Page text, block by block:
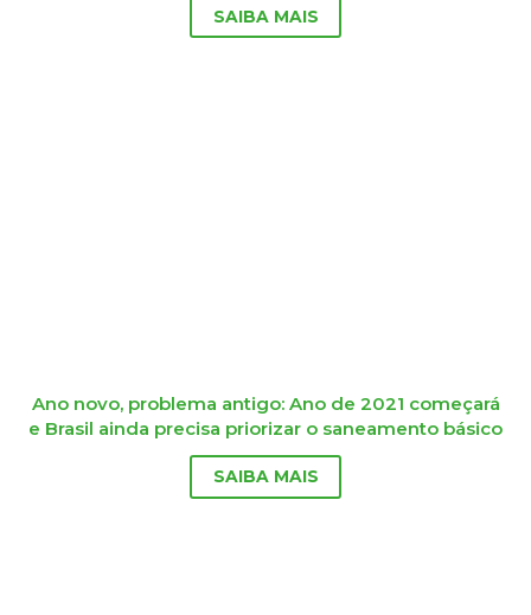
SAIBA MAIS
Ano novo, problema antigo: Ano de 2021 começará
e Brasil ainda precisa priorizar o saneamento básico
SAIBA MAIS